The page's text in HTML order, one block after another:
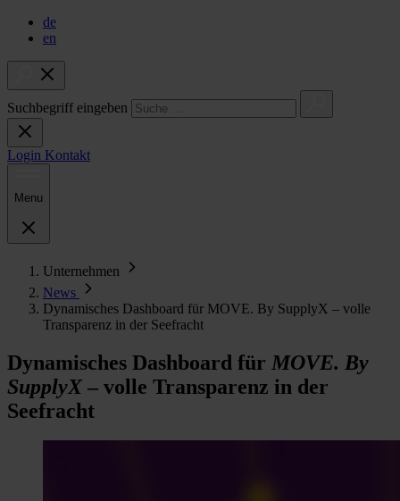
de
en
Suchbegriff eingeben
Login Kontakt
Menu
Unternehmen
News
Dynamisches Dashboard für MOVE. By SupplyX – volle
Transparenz in der Seefracht
Dynamisches Dashboard für MOVE. By
SupplyX– volle Transparenz in der
Seefracht